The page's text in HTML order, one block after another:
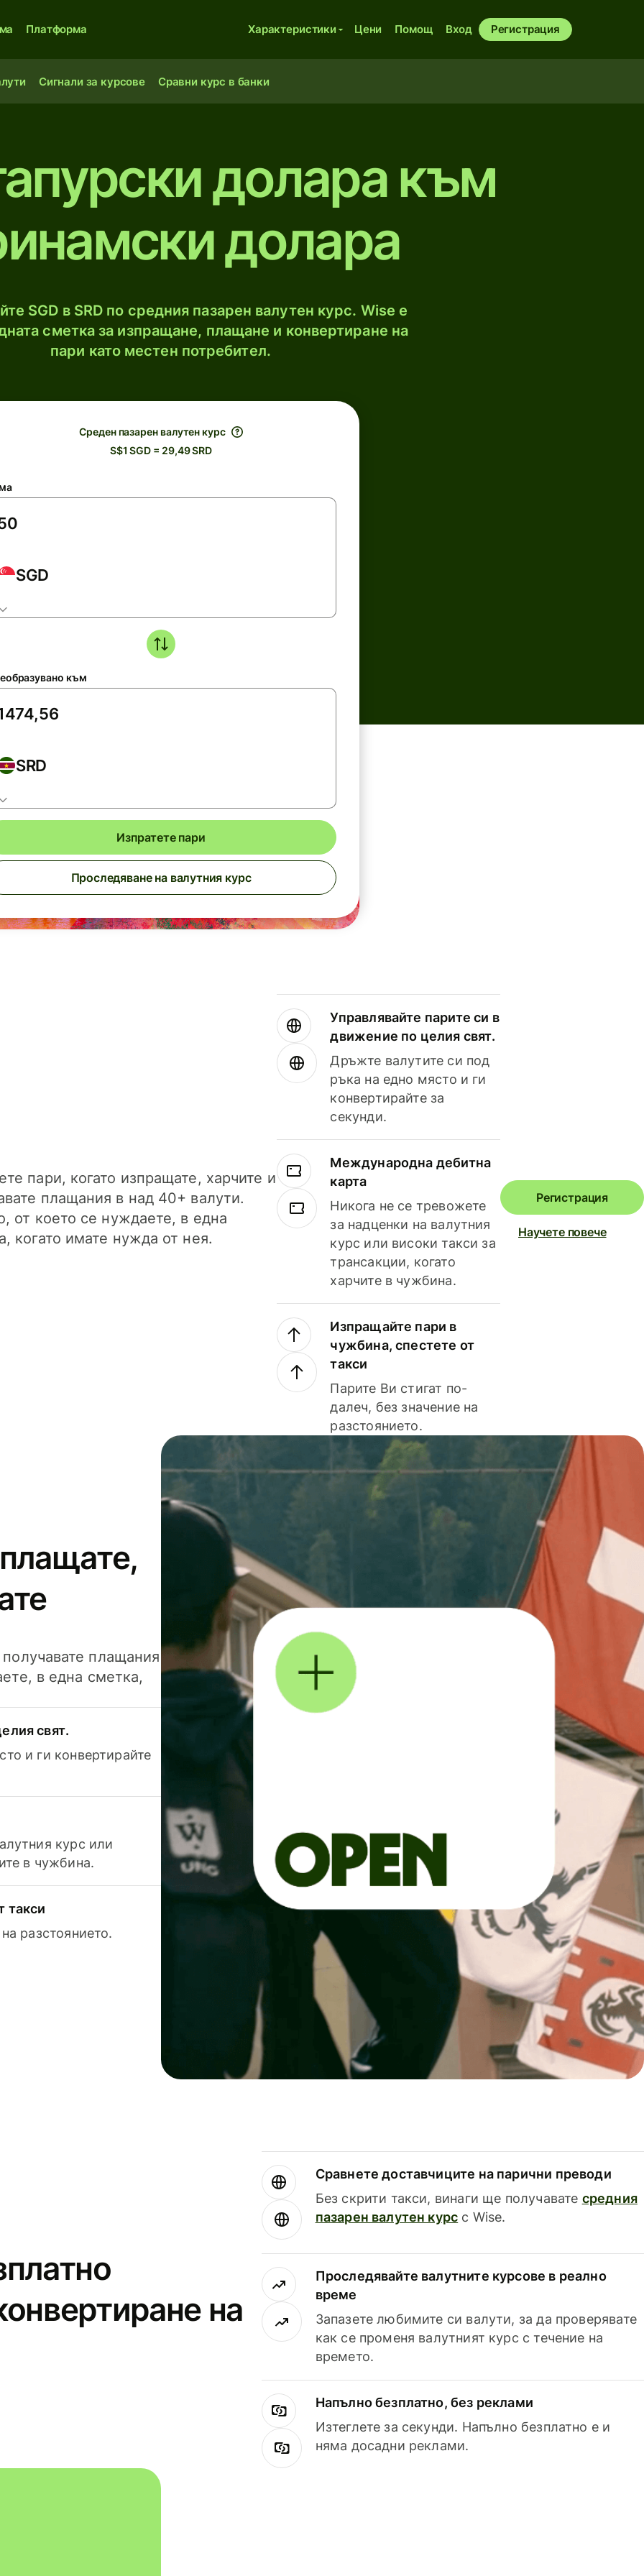
Платформа Характеристики Цени Помощ Вход Регистрация
Сигнали за курсове Сравни курс в банки
долара към
долара
SGD в SRD по средния пазарен валутен курс. Wise е
сметка за изпращане, плащане и конвертиране на
пари като местен потребител.
Среден пазарен валутен курс
S$1 SGD = 29,49 SRD
SGD
към
SRD
Изпратете пари
Проследяване на валутния курс
пари, когато изпращате, харчите и
плащания в над 40+ валути.
от което се нуждаете, в една
когато имате нужда от нея.
Управлявайте парите си в
движение по целия свят.
Дръжте валутите си под
ръка на едно място и ги
конвертирайте за
секунди.
Международна дебитна
карта
Никога не се тревожете
за надценки на валутния
курс или високи такси за
трансакции, когато
харчите в чужбина.
Изпращайте пари в
чужбина, спестете от
такси
Парите Ви стигат по-
далеч, без значение на
разстоянието.
Регистрация
Научете повече
плащания
в една сметка,
свят.
и ги конвертирайте
курс или
в чужбина.
такси
разстоянието.
на
Сравнете доставчиците на парични преводи
Без скрити такси, винаги ще получавате средния
пазарен валутен курс с Wise.
Проследявайте валутните курсове в реално
време
Запазете любимите си валути, за да проверявате
как се променя валутният курс с течение на
времето.
Напълно безплатно, без реклами
Изтеглете за секунди. Напълно безплатно е и
няма досадни реклами.